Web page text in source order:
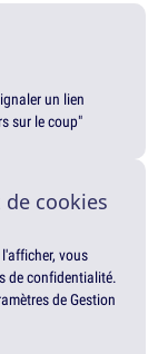
un lien
sur le coup"
cookies
vous
de confidentialité.
de Gestion